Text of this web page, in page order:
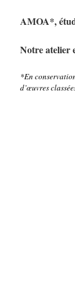
AMOA*,
Notre atelier
*En
d’œuvres